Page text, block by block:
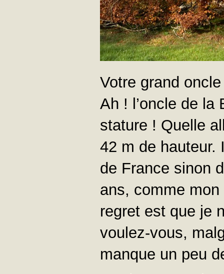
Votre grand
Ah ! l’oncle de la
stature ! Quelle
42 m de hauteur.
de France sinon
ans, comme
regret est que je
voulez-vous,
manque un peu